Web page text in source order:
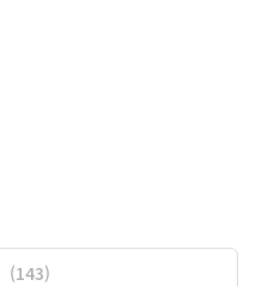
(143)